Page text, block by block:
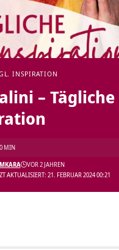
INSPIRATION
– Tägliche
AKTUALISIERT: 21. FEBRUAR 2024 00:21
VOR 2 JAHREN
MIN